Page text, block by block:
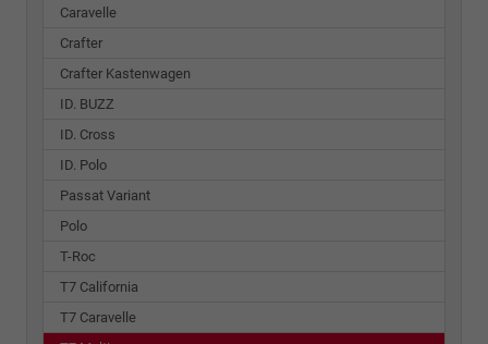
Caravelle
Crafter
Crafter Kastenwagen
ID. BUZZ
ID. Cross
ID. Polo
Passat Variant
Polo
T-Roc
T7 California
T7 Caravelle